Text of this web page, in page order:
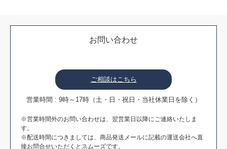
お問い合わせ
ご相談はこちら
営業時間 : 9時～17時（土・日・祝日・当社休業日を除く）
※営業時間外のお問い合わせは、翌営業日以降にご連絡いたしま
す。
※配送時間につきましては、商品発送メールに記載の運送会社へ直
接お問合せいただくとスムーズです。